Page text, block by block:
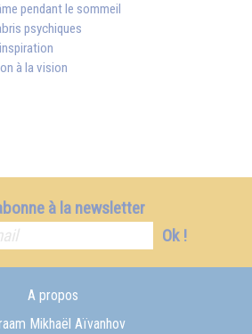
pendant le sommeil
psychiques
à la vision
à la newsletter
Ok !
A propos
Mikhaël Aïvanhov